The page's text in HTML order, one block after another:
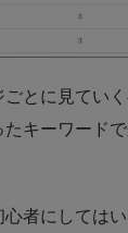
とに見てい
キーワード
者にしては